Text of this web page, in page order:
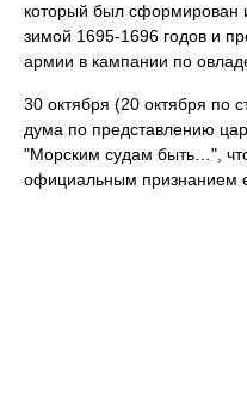
который был сформирован
зимой 1695-1696 годов и
армии в кампании по
30 октября (20 октября по
дума по представлению
"Морским судам быть…",
официальным признанием